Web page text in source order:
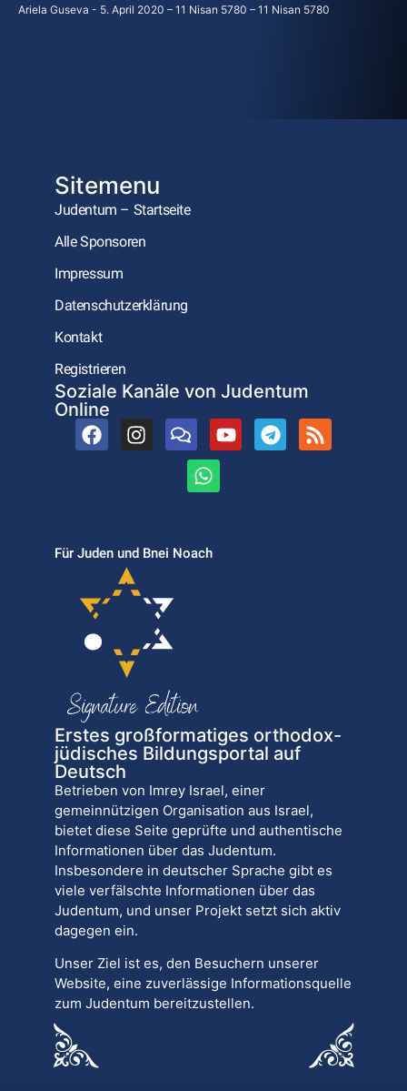
Ariela Guseva 5. April 2020 – 11 Nisan 5780 – 11 Nisan 5780
Sitemenu
Judentum – Startseite
Alle Sponsoren
Impressum
Datenschutzerklärung
Kontakt
Registrieren
Soziale Kanäle von Judentum
Online
Für Juden und Bnei Noach
Erstes großformatiges orthodox-
jüdisches Bildungsportal auf
Deutsch
Betrieben von Imrey Israel, einer
gemeinnützigen Organisation aus Israel,
bietet diese Seite geprüfte und authentische
Informationen über das Judentum.
Insbesondere in deutscher Sprache gibt es
viele verfälschte Informationen über das
Judentum, und unser Projekt setzt sich aktiv
dagegen ein.
Unser Ziel ist es, den Besuchern unserer
Website, eine zuverlässige Informationsquelle
zum Judentum bereitzustellen.